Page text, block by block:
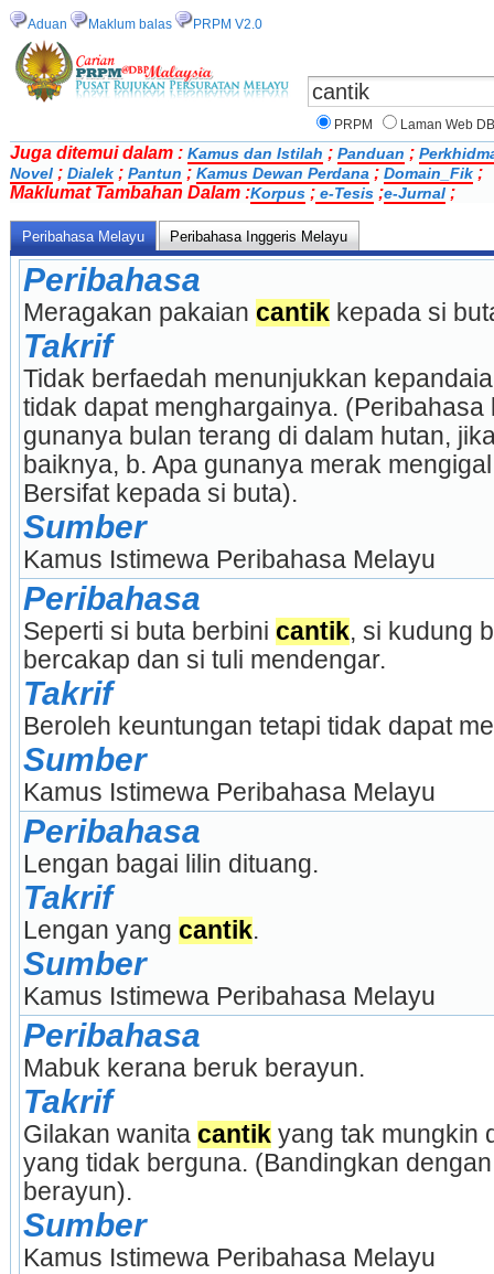
Aduan Maklum balas PRPM V2.0
PRPM Laman Web
Juga ditemui dalam : Kamus dan Istilah ; Panduan ;
Novel ; Dialek ; Pantun ; Kamus Dewan Perdana ; Domain_Fik ;
Maklumat Tambahan Dalam :Korpus ; e-Tesis ;e-Jurnal ;
Peribahasa Melayu Peribahasa Inggeris Melayu
Peribahasa
Meragakan pakaian cantik kepada si
Takrif
Tidak berfaedah menunjukkan
tidak dapat menghargainya.
gunanya bulan terang di dalam hutan,
baiknya, b. Apa gunanya merak
Bersifat kepada si buta).
Sumber
Kamus Istimewa Peribahasa Melayu
Peribahasa
Seperti si buta berbini cantik, si kudung
bercakap dan si tuli mendengar.
Takrif
Beroleh keuntungan tetapi tidak dapat
Sumber
Kamus Istimewa Peribahasa Melayu
Peribahasa
Lengan bagai lilin dituang.
Takrif
Lengan yang cantik.
Sumber
Kamus Istimewa Peribahasa Melayu
Peribahasa
Mabuk kerana beruk berayun.
Takrif
Gilakan wanita cantik yang tak mungkin
yang tidak berguna. (Bandingkan
berayun).
Sumber
Kamus Istimewa Peribahasa Melayu